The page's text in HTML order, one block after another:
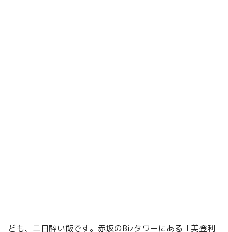
ども、二日酔い飯です。赤坂のBizタワーにある「美登利